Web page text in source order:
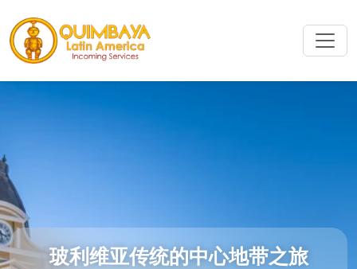
玻利维亚传统的中心地带之旅